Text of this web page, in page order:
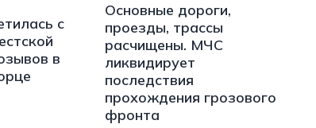
с
в
Основные дороги,
проезды, трассы
расчищены. МЧС
ликвидирует
последствия
прохождения грозового
фронта